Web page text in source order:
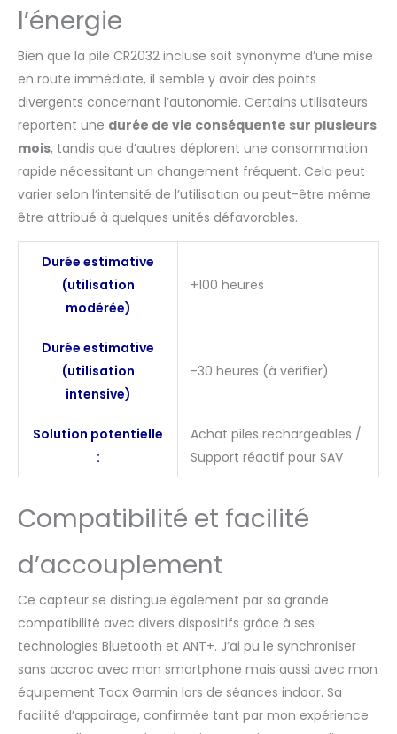
service à la clientèle et
technique CooSpo à
vie
l’énergie
Bien que la pile CR2032 incluse soit synonyme d’une mise
en route immédiate, il semble y avoir des points
divergents concernant l’autonomie. Certains utilisateurs
reportent une durée de vie conséquente sur plusieurs
mois, tandis que d’autres déplorent une consommation
rapide nécessitant un changement fréquent. Cela peut
varier selon l’intensité de l’utilisation ou peut-être même
être attribué à quelques unités défavorables.
Durée estimative
(utilisation
modérée)
+100 heures
Durée estimative
(utilisation
intensive)
-30 heures (à vérifier)
Solution potentielle
:
Achat piles rechargeables /
Support réactif pour SAV
Compatibilité et facilité
d’accouplement
Ce capteur se distingue également par sa grande
compatibilité avec divers dispositifs grâce à ses
technologies Bluetooth et ANT+. J’ai pu le synchroniser
sans accroc avec mon smartphone mais aussi avec mon
équipement Tacx Garmin lors de séances indoor. Sa
facilité d’appairage, confirmée tant par mon expérience